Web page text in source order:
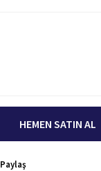
HEMEN SATIN AL
Paylaş